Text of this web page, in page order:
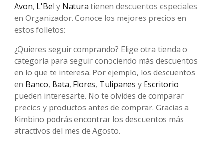
Avon, L'Bel y Natura tienen descuentos especiales
en Organizador. Conoce los mejores precios en
estos folletos:
¿Quieres seguir comprando? Elige otra tienda o
categoría para seguir conociendo más descuentos
en lo que te interesa. Por ejemplo, los descuentos
en Banco, Bata, Flores, Tulipanes y Escritorio
pueden interesarte. No te olvides de comparar
precios y productos antes de comprar. Gracias a
Kimbino podrás encontrar los descuentos más
atractivos del mes de Agosto.